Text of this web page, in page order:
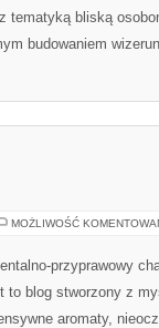
tematyką bliską
budowaniem
MOŻLIWOŚĆ
przyprawowy
to blog stworzony z
aromaty,